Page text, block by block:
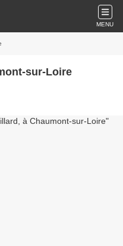
MENU
sur-Loire